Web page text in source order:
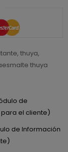
, thuya,
thuya
de
el cliente)
de Información